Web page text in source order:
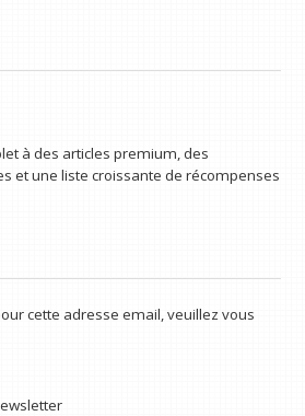
à des articles premium, des
et une liste croissante de récompenses
cette adresse email, veuillez vous